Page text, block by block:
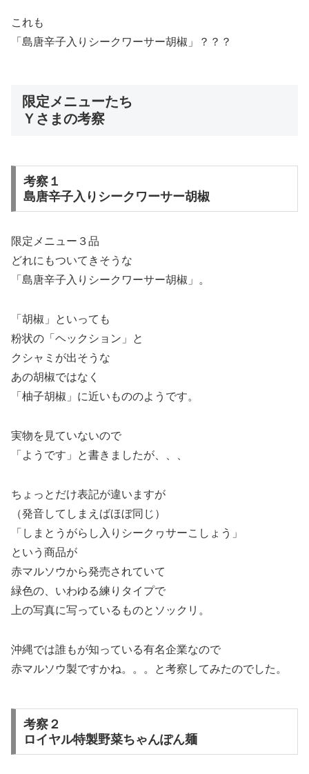
これも
「島唐辛子入りシークワーサー胡椒」？？？
限定メニューたち
Ｙさまの考察
考察１
島唐辛子入りシークワーサー胡椒
限定メニュー３品
どれにもついてきそうな
「島唐辛子入りシークワーサー胡椒」。
「胡椒」といっても
粉状の「ヘックション」と
クシャミが出そうな
あの胡椒ではなく
「柚子胡椒」に近いもののようです。
実物を見ていないので
「ようです」と書きましたが、、、
ちょっとだけ表記が違いますが
（発音してしまえばほぼ同じ）
「しまとうがらし入りシークヮサーこしょう」
という商品が
赤マルソウから発売されていて
緑色の、いわゆる練りタイプで
上の写真に写っているものとソックリ。
沖縄では誰もが知っている有名企業なので
赤マルソウ製ですかね。。。と考察してみたのでした。
考察２
ロイヤル特製野菜ちゃんぽん麺